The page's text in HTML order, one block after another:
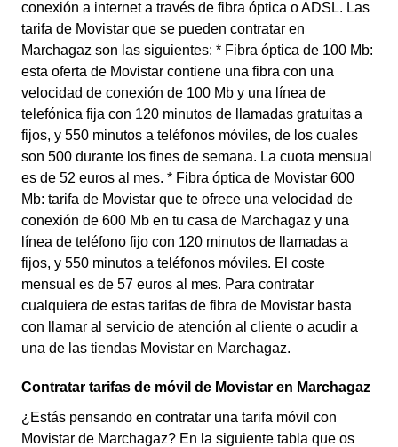
conexión a internet a través de fibra óptica o ADSL. Las
tarifa de Movistar que se pueden contratar en
Marchagaz son las siguientes: * Fibra óptica de 100 Mb:
esta oferta de Movistar contiene una fibra con una
velocidad de conexión de 100 Mb y una línea de
telefónica fija con 120 minutos de llamadas gratuitas a
fijos, y 550 minutos a teléfonos móviles, de los cuales
son 500 durante los fines de semana. La cuota mensual
es de 52 euros al mes. * Fibra óptica de Movistar 600
Mb: tarifa de Movistar que te ofrece una velocidad de
conexión de 600 Mb en tu casa de Marchagaz y una
línea de teléfono fijo con 120 minutos de llamadas a
fijos, y 550 minutos a teléfonos móviles. El coste
mensual es de 57 euros al mes. Para contratar
cualquiera de estas tarifas de fibra de Movistar basta
con llamar al servicio de atención al cliente o acudir a
una de las tiendas Movistar en Marchagaz.
Contratar tarifas de móvil de Movistar en Marchagaz
¿Estás pensando en contratar una tarifa móvil con
Movistar de Marchagaz? En la siguiente tabla que os